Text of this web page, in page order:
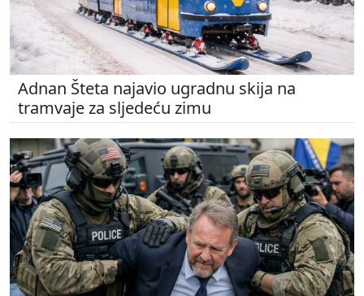
Adnan Šteta najavio ugradnu skija na
tramvaje za sljedeću zimu